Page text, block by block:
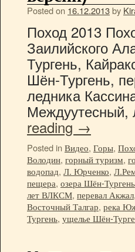
Posted on 16.12.2013by
Поход 2013
Заилийского
Тургень,
Шён-Тургень,
ледника
Междуутесный,
reading →
Posted in Видео, Горы,
Володин, горный туризм,
водопад, Л. Юрченко,
пещера, озера Шён-Тургень
лет ВЛКСМ, перевал Акжал,
Восточный Талгар, река
Тургень, ущелье Шён-